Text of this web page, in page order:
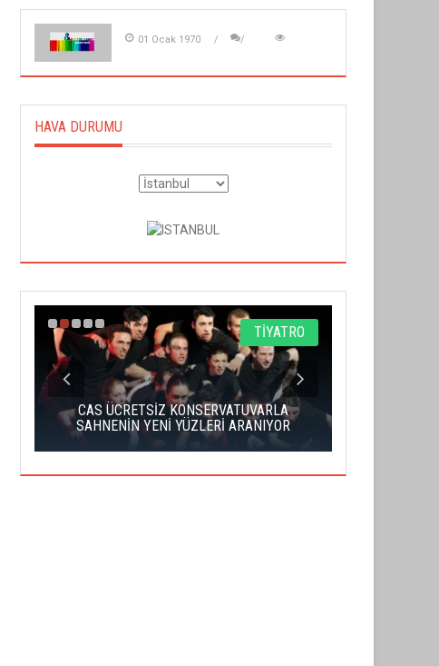
01 Ocak 1970
HAVA DURUMU
TİYATRO
CAS ÜCRETSİZ KONSERVATUVARLA
SAHNENİN YENİ YÜZLERİ ARANIYOR